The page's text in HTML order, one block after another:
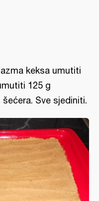
keksa umutiti
125 g
Sve sjediniti.